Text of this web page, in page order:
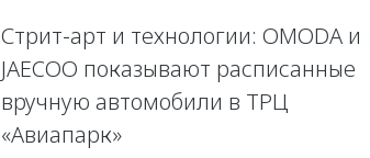
Стрит-арт и технологии: OMODA и
JAECOO показывают расписанные
вручную автомобили в ТРЦ
«Авиапарк»